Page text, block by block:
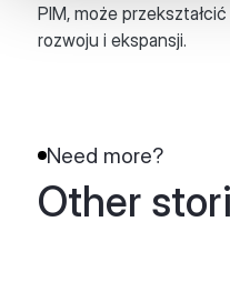
PIM, może
rozwoju i ekspansji.
Need more?
Other